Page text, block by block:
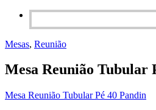
Mesas, Reunião
Mesa Reunião Tubular
Mesa Reunião Tubular Pé 40 Pandin